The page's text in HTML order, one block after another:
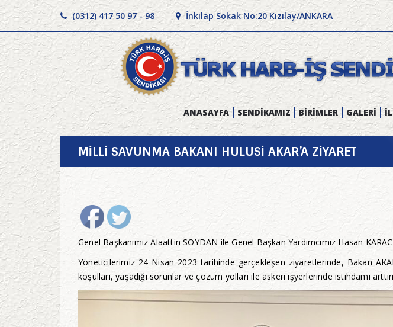
(0312) 417 50 97 - 98 İnkılap Sokak No:20 Kızılay/ANKARA
ANASAYFA SENDİKAMIZ BİRİMLER GALERİ
MİLLİ SAVUNMA BAKANI HULUSİ AKAR’A ZİYARET
Genel Başkanımız Alaattin SOYDAN ile Genel Başkan Yardımcımız Hasan
Yöneticilerimiz 24 Nisan 2023 tarihinde gerçekleşen ziyaretlerinde, Bakan
koşulları, yaşadığı sorunlar ve çözüm yolları ile askeri işyerlerinde istihdamı